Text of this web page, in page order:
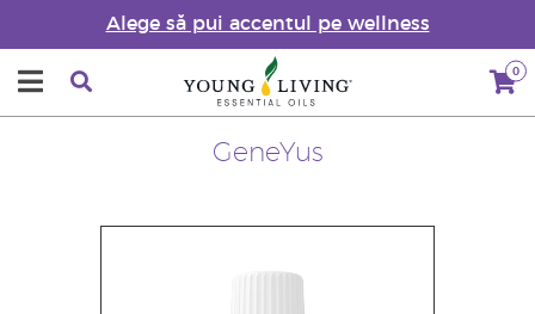
Alege să pui accentul pe wellness
0
GeneYus